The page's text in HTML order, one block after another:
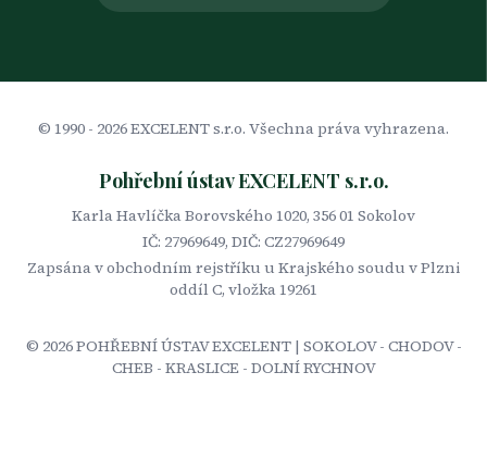
© 1990 - 2026EXCELENT s.r.o. Všechna práva vyhrazena.
Pohřební ústav EXCELENT s.r.o.
Karla Havlíčka Borovského 1020, 356 01 Sokolov
IČ: 27969649, DIČ: CZ27969649
Zapsána v obchodním rejstříku u Krajského soudu v Plzni
oddíl C, vložka 19261
© 2026POHŘEBNÍ ÚSTAV EXCELENT | SOKOLOV - CHODOV -
CHEB - KRASLICE - DOLNÍ RYCHNOV